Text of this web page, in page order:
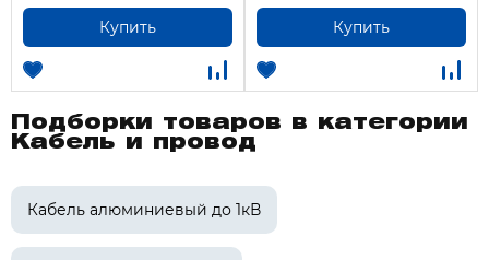
Купить Купить
Подборки товаров в категории
Кабель и провод
Кабель алюминиевый до 1кВ